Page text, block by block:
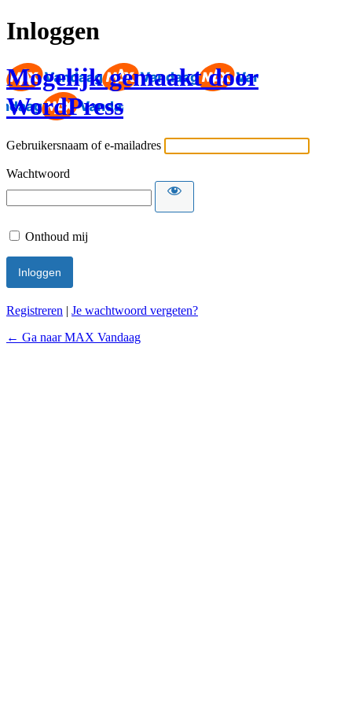
Inloggen
Mogelijk gemaakt door
WordPress
Gebruikersnaam of e-mailadres
Wachtwoord
Onthoud mij
Registreren | Je wachtwoord vergeten?
← Ga naar MAX Vandaag